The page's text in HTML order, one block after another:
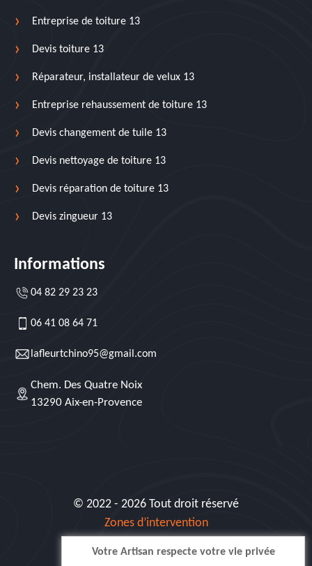
Entreprise de toiture 13
Devis toiture 13
Réparateur, installateur de velux 13
Entreprise rehaussement de toiture 13
Devis changement de tuile 13
Devis nettoyage de toiture 13
Devis réparation de toiture 13
Devis zingueur 13
Informations
04 82 29 23 23
06 41 08 64 71
lafleurtchino95@gmail.com
Chem. Des Quatre Noix
13290 Aix-en-Provence
© 2022 - 2026 Tout droit réservé
Zones d’intervention
Siret: 515 062 404 000 30
Votre Artisan respecte votre vie privée